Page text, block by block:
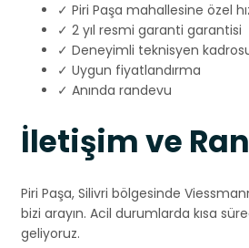
✓ Piri Paşa mahallesine özel
✓ 2 yıl resmi garanti garantisi
✓ Deneyimli teknisyen
✓ Uygun fiyatlandırma
✓ Anında randevu
İletişim ve
Piri Paşa, Silivri bölgesinde
bizi arayın. Acil durumlarda kısa
geliyoruz.